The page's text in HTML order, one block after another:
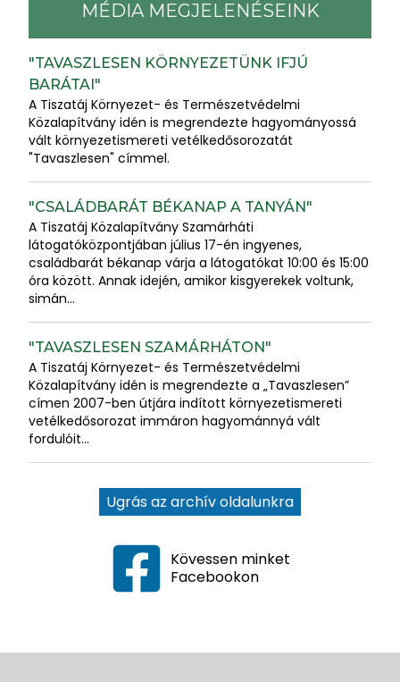
MÉDIA MEGJELENÉSEINK
"TAVASZLESEN KÖRNYEZETÜNK IFJÚ
BARÁTAI"
A Tiszatáj Környezet- és Természetvédelmi
Közalapítvány idén is megrendezte hagyományossá
vált környezetismereti vetélkedősorozatát
"Tavaszlesen" címmel.
"CSALÁDBARÁT BÉKANAP A TANYÁN"
A Tiszatáj Közalapítvány Szamárháti
látogatóközpontjában július 17-én ingyenes,
családbarát békanap várja a látogatókat 10:00 és 15:00
óra között. Annak idején, amikor kisgyerekek voltunk,
simán...
"TAVASZLESEN SZAMÁRHÁTON"
A Tiszatáj Környezet- és Természetvédelmi
Közalapítvány idén is megrendezte a „Tavaszlesen”
címen 2007-ben útjára indított környezetismereti
vetélkedősorozat immáron hagyománnyá vált
fordulóit...
Ugrás az archív oldalunkra
Kövessen minket
Facebookon